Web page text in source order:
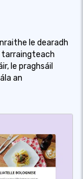
le dearadh
tarraingteach
le praghsáil
an